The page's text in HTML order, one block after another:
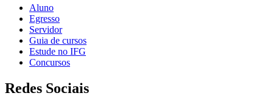
Aluno
Egresso
Servidor
Guia de cursos
Estude no IFG
Concursos
Redes Sociais